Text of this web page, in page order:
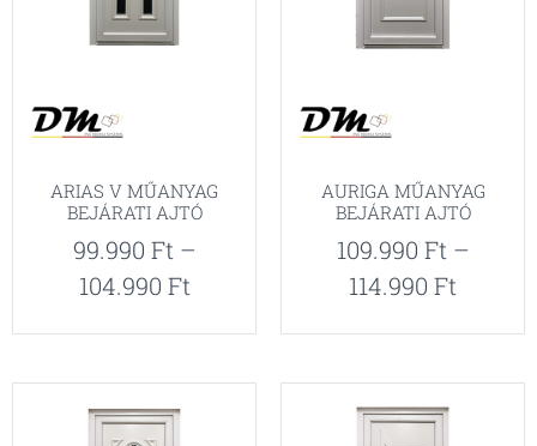
ARIAS V MŰANYAG
BEJÁRATI AJTÓ
99.990 Ft –
104.990 Ft
AURIGA MŰANYAG
BEJÁRATI AJTÓ
109.990 Ft –
114.990 Ft